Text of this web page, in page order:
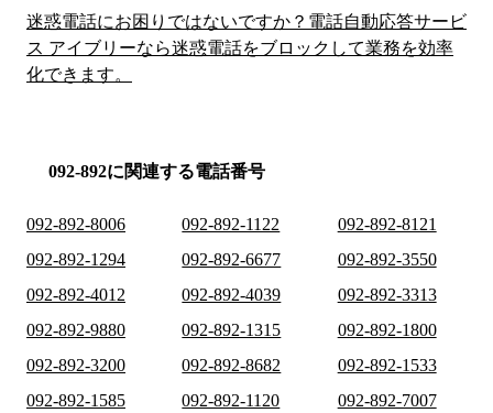
迷惑電話にお困りではないですか？電話自動応答サービ
ス アイブリーなら迷惑電話をブロックして業務を効率
化できます。
092-892に関連する電話番号
092-892-8006 092-892-1122
092-892-8121
092-892-1294
092-892-6677
092-892-3550
092-892-4012
092-892-4039
092-892-3313
092-892-9880
092-892-1315
092-892-1800
092-892-3200
092-892-8682
092-892-1533
092-892-1585
092-892-1120
092-892-7007